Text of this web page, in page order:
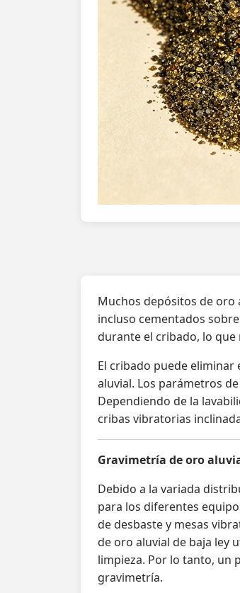
Muchos depósitos de oro
incluso cementados
durante el cribado, lo
El cribado puede eliminar
aluvial. Los parámetros
Dependiendo de la
cribas vibratorias
Gravimetría de oro
Debido a la variada
para los diferentes
de desbaste y mesas
de oro aluvial de baja ley
limpieza. Por lo tanto, un
gravimetría.